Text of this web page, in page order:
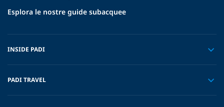
Esplora le nostre guide subacquee
INSIDE PADI
PADI TRAVEL